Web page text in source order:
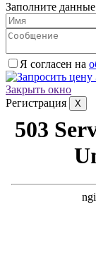
Заполните
Я согласен на
Закрыть окно
Регистрация
X